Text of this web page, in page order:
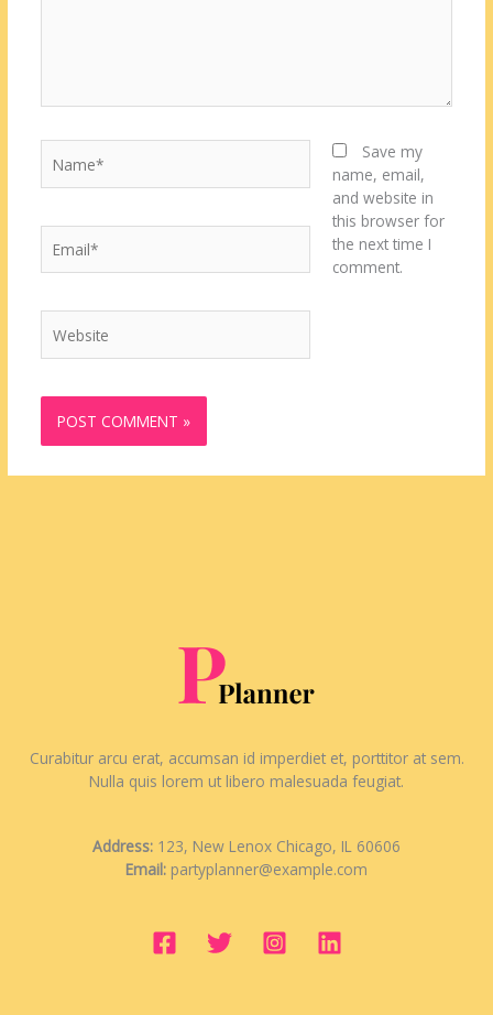
Save my
name, email,
and website in
this browser for
the next time I
comment.
Curabitur arcu erat, accumsan id imperdiet et, porttitor at sem.
Nulla quis lorem ut libero malesuada feugiat.
Address: 123, New Lenox Chicago, IL 60606
Email: partyplanner@example.com